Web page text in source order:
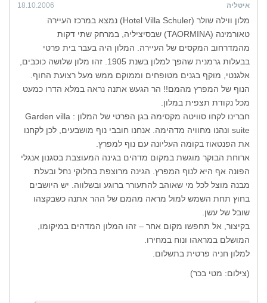
איטליה 18.10.2006
מלון ווילה שולר (Hotel Villa Schuler) נמצא במרכז העיירה
טאורמינה (TAORMINA) שבסיציליה, במרחק שתי דקות
מהמדרחוב המקסים של העיירה. המלון היה בעבר בית פרטי
בבעלות גרמנית שהפך למלון בשנת 1905. זהו מלון שלושה כוכבים,
אלגנטי, מוקף בגנים מטופחים וממוקם ממש מעל רצועת החוף.
הנוף של המפרץ מהמם!! הר הגעש אתנה נראה במלא הדרו כמעט
מכל נקודת תצפית במלון.
חברינו לקחו סוויטה מקסימה בגן הפרטי של המלון : Garden villa
suite ונהנו מחוויה מדהימה. אנחנו חובבי נוף מושבעים, לכן לקחנו
את הפנטאוז בקומה העליונה עם נוף למפרץ.
ארוחת הבוקר מוגשת במקום מדהים בגינה המעוצבת בסגנון אנגלי
הפונה אף היא לנוף המפרץ. הגינה מרוצפת בחלוקי נחל ובעלת
מבנה מוצל לכל מי שאוהב להתעורר ברוגע ובשלווה. יש היושבים
בחוץ תחת השמש למול מראה מהמם של ההר אתנה כשבקצהו
שובל של עשן.
בקיצור, אל תחפשו מקום אחר – זהו המלון המדהים במיקומו,
המושלם במראהו ונוח במחירו.
למלון חניה פרטית בתשלום.
(צילום: מטי בכר)